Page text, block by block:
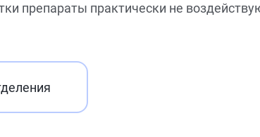
препараты практически не